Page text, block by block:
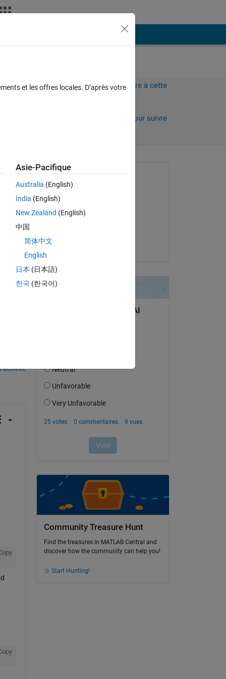
Connectez-vous pour répondre à cette
Connectez-vous pour suivre
Gourav
le 21 Juil 2024
le 21 Juil 2024
Community Treasure Hunt
Find the treasures in MATLAB Central and
discover how the community can help you!
Start Hunting!
et les offres locales. D’après votre
Asie-Pacifique
Australia (English)
India (English)
New Zealand (English)
中国
简体中文
English
日本 (日本語)
한국 (한국어)